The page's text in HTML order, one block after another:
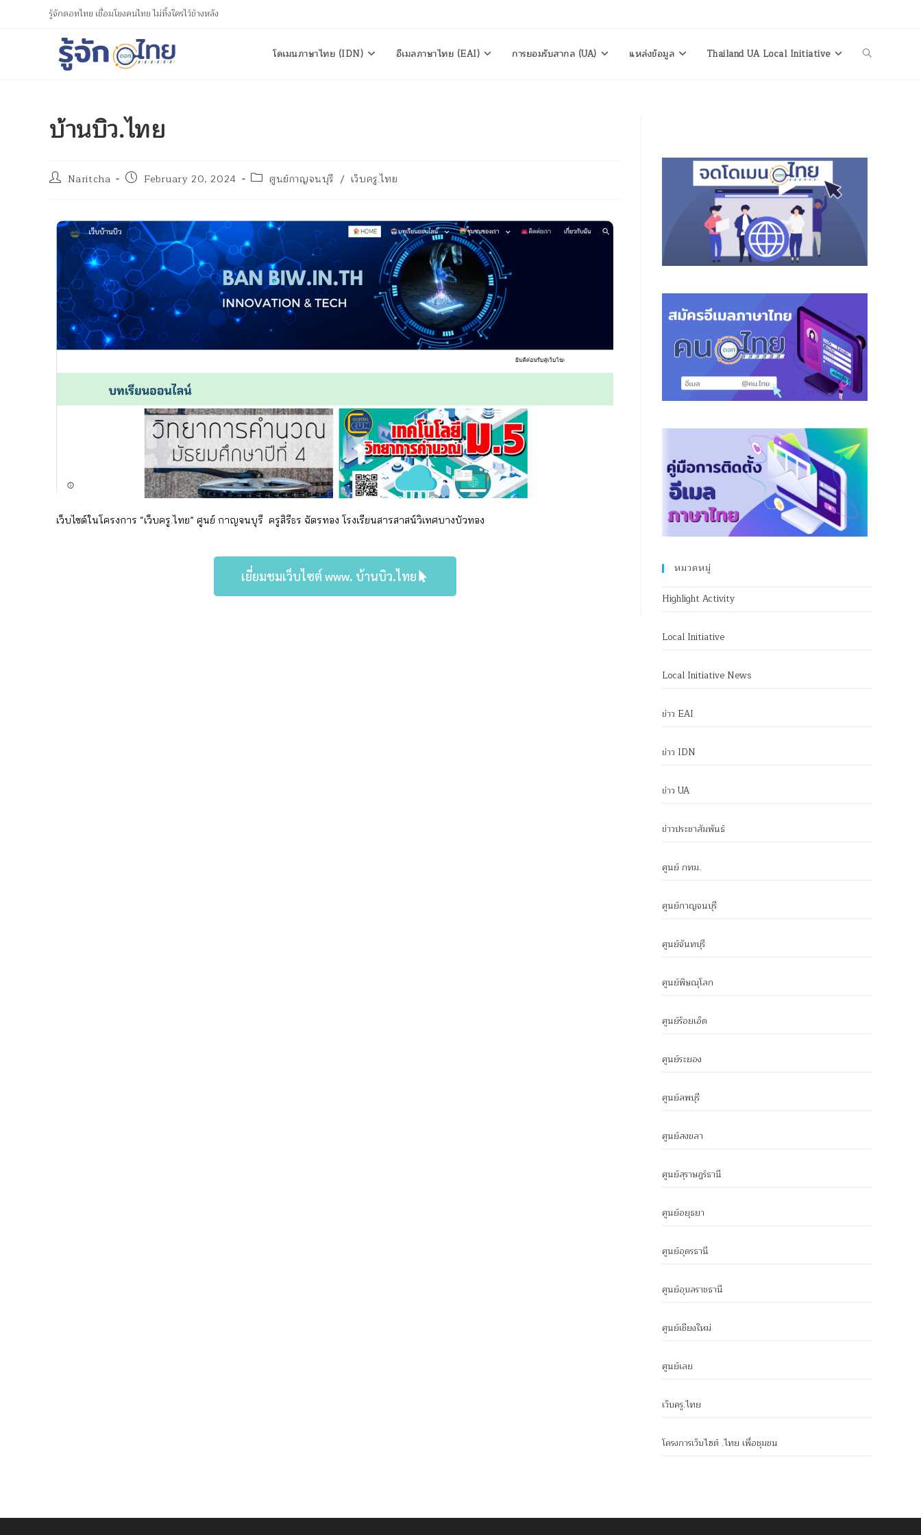
รู้จักดอทไทย เชื่อมโยงคนไทย ไม่ทิ้งใครไว้ข้างหลัง
โดเมนภาษาไทย (IDN) อีเมลภาษาไทย (EAI) การยอมรับสากล (UA) แหล่งข้อมูล Thailand UA Local Initiative
บ้านบิว.ไทย
Naritcha February 20, 2024 ศูนย์กาญจนบุรี / เว็บครู.ไทย
เว็บไซต์ในโครงการ “เว็บครู.ไทย” ศูนย์ กาญจนบุรี ครูสิรีธร ฉัตรทอง โรงเรียนสารสาสน์วิเทศบางบัวทอง
เยี่ยมชมเว็บไซต์ www. บ้านบิว.ไทย
หมวดหมู่
Highlight Activity
Local Initiative
Local Initiative News
ข่าว EAI
ข่าว IDN
ข่าว UA
ข่าวประชาสัมพันธ์
ศูนย์ กทม.
ศูนย์กาญจนบุรี
ศูนย์จันทบุรี
ศูนย์พิษณุโลก
ศูนย์ร้อยเอ็ด
ศูนย์ระยอง
ศูนย์ลพบุรี
ศูนย์สงขลา
ศูนย์สุราษฎร์ธานี
ศูนย์อยุธยา
ศูนย์อุดรธานี
ศูนย์อุบลราชธานี
ศูนย์เชียงใหม่
ศูนย์เลย
เว็บครู.ไทย
โครงการเว็บไซต์ .ไทย เพื่อชุมชน